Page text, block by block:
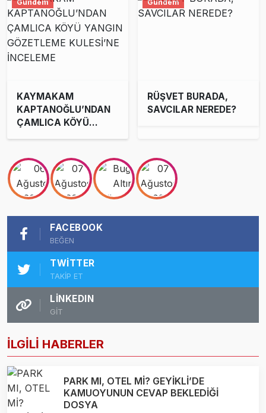
Gündem
KAYMAKAM
KAPTANOĞLU’NDAN
ÇAMLICA KÖYÜ
Gündem
RÜŞVET BURADA,
SAVCILAR NEREDE?
FACEBOOK
BEĞEN
TWITTER
TAKİP ET
LINKEDIN
GİT
İLGİLİ HABERLER
PARK MI, OTEL Mİ? GEYİKLİ’DE
KAMUOYUNUN CEVAP BEKLEDİĞİ
DOSYA